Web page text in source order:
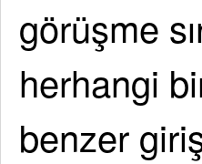
görüşme
herhangi
benzer